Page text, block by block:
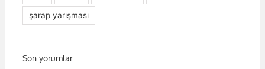
şarap yarışması
Son yorumlar